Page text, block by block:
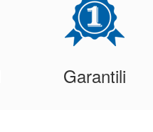
Garantili